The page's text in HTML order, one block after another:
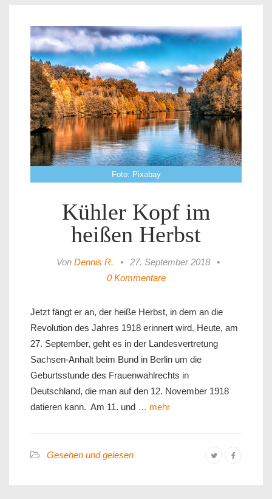
Foto: Pixabay
Kühler Kopf im
heißen Herbst
Von Dennis R. • 27. September 2018
•
0 Kommentare
Jetzt fängt er an, der heiße Herbst, in dem an die
Revolution des Jahres 1918 erinnert wird. Heute, am
27. September, geht es in der Landesvertretung
Sachsen-Anhalt beim Bund in Berlin um die
Geburtsstunde des Frauenwahlrechts in
Deutschland, die man auf den 12. November 1918
datieren kann. Am 11. und … mehr
Gesehen und gelesen